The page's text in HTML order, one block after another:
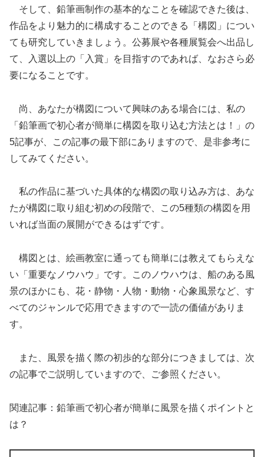
そして、鉛筆画制作の基本的なことを確認できた後は、
作品をより魅力的に構成することのできる「構図」につい
ても研究していきましょう。公募展や各種展覧会へ出品し
て、入選以上の「入賞」を目指すのであれば、なおさら必
要になることです。
尚、あなたが構図について興味のある場合には、私の
「鉛筆画で初心者が簡単に構図を取り込む方法とは！」の
5記事が、この記事の最下部にありますので、是非参考に
してみてください。
私の作品に基づいた具体的な構図の取り込み方は、あな
たが構図に取り組む初めの段階で、この5種類の構図を用
いれば当面の展開ができるはずです。
構図とは、絵画教室に通っても簡単には教えてもらえな
い「重要なノウハウ」です。このノウハウは、船のある風
景のほかにも、花・静物・人物・動物・心象風景など、す
べてのジャンルで応用できますので一読の価値がありま
す。
また、風景を描く際の初歩的な部分につきましては、次
の記事でご説明していますので、ご参照ください。
関連記事：鉛筆画で初心者が簡単に風景を描くポイントと
は？